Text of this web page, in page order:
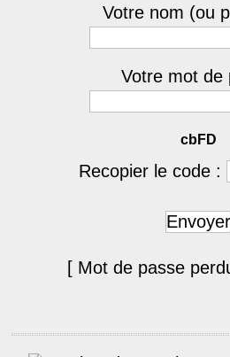
Votre nom (ou
Votre mot de
cbFD
Recopier le code :
Envoyer
[ Mot de passe